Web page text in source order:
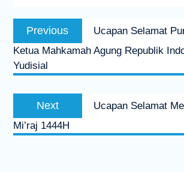
Previous
Ucapan Selamat
Ketua Mahkamah Agung Republik
Yudisial
Next
Ucapan Selamat
Mi’raj 1444H